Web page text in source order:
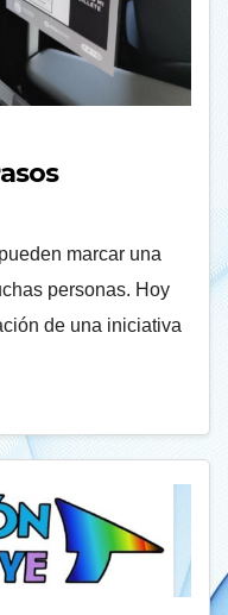
marcar una
personas. Hoy
de una iniciativa